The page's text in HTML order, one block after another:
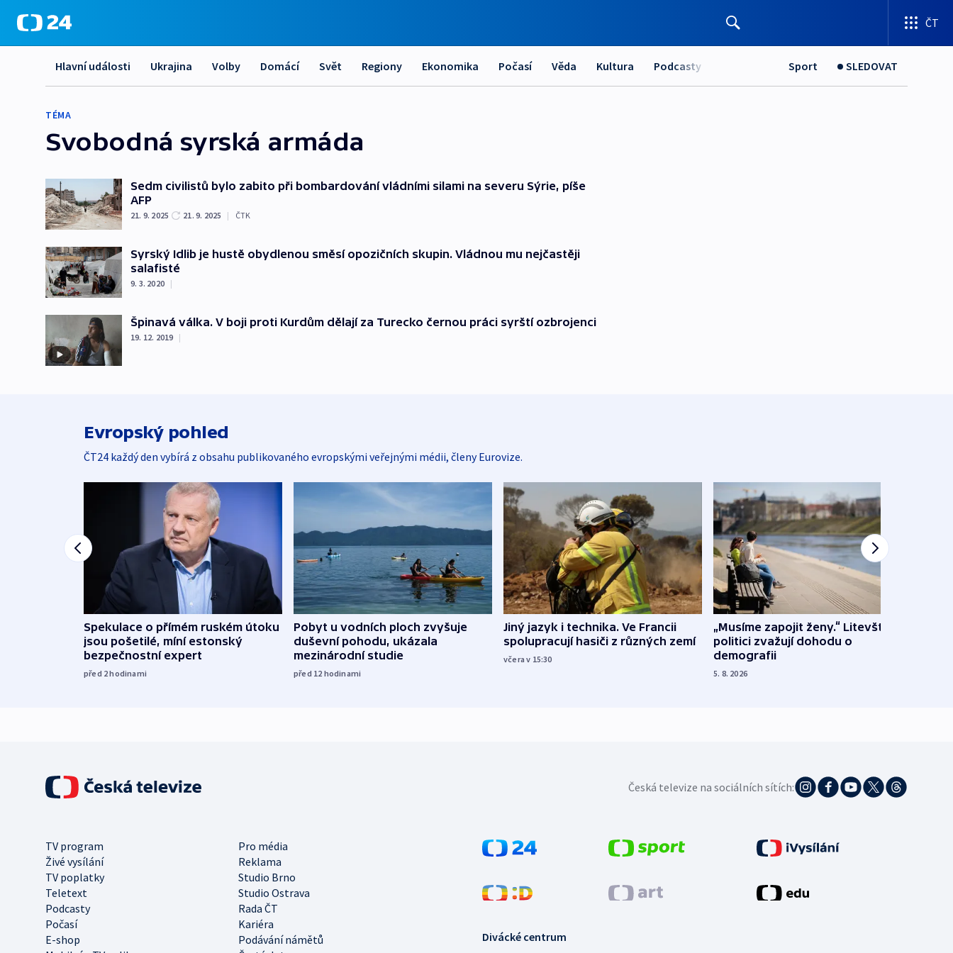
ČT
Hlavní události Ukrajina Volby Domácí Svět Regiony Ekonomika Počasí Věda Kultura Podcasty Sport SLEDOVAT
TÉMA
Svobodná syrská armáda
Sedm civilistů bylo zabito při bombardování vládními silami na severu Sýrie, píše
AFP
21. 9. 2025 21. 9. 2025 | ČTK
Syrský Idlib je hustě obydlenou směsí opozičních skupin. Vládnou mu nejčastěji
salafisté
9. 3. 2020 |
Špinavá válka. V boji proti Kurdům dělají za Turecko černou práci syrští ozbrojenci
19. 12. 2019 |
Evropský pohled
ČT24 každý den vybírá z obsahu publikovaného evropskými veřejnými médii, členy Eurovize.
Spekulace o přímém ruském útoku
jsou pošetilé, míní estonský
bezpečnostní expert
před 2hodinami
Pobyt u vodních ploch zvyšuje
duševní pohodu, ukázala
mezinárodní studie
před 12 hodinami
Jiný jazyk i technika. Ve Francii
spolupracují hasiči z různých zemí
včera v 15:30
„Musíme zapojit ženy.“ Litevští
politici zvažují dohodu o
demografii
5. 8. 2026
Česká televize na sociálních sítích:
TV program
Pro média
Živé vysílání
Reklama
TV poplatky
Studio Brno
Teletext
Studio Ostrava
Podcasty
Rada ČT
Počasí
Kariéra
E-shop
Podávání námětů
Divácké centrum